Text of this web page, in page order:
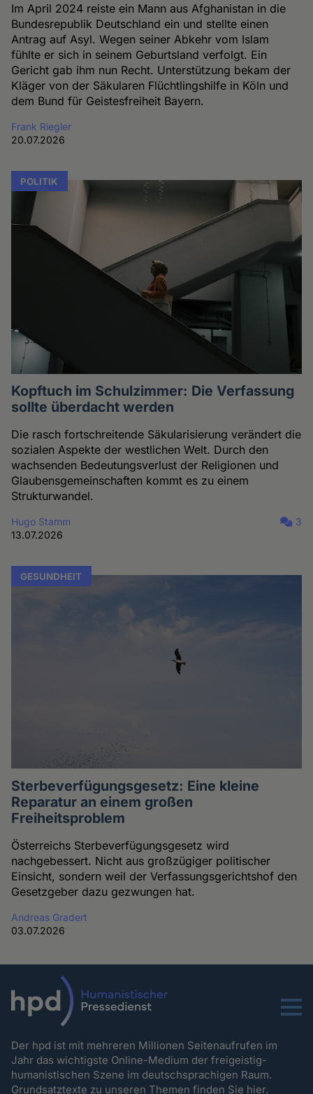
Im April 2024 reiste ein Mann aus Afghanistan in die
Bundesrepublik Deutschland ein und stellte einen
Antrag auf Asyl. Wegen seiner Abkehr vom Islam
fühlte er sich in seinem Geburtsland verfolgt. Ein
Gericht gab ihm nun Recht. Unterstützung bekam der
Kläger von der Säkularen Flüchtlingshilfe in Köln und
dem Bund für Geistesfreiheit Bayern.
Frank Riegler
20.07.2026
POLITIK
Kopftuch im Schulzimmer: Die Verfassung
sollte überdacht werden
Die rasch fortschreitende Säkularisierung verändert die
sozialen Aspekte der westlichen Welt. Durch den
wachsenden Bedeutungsverlust der Religionen und
Glaubensgemeinschaften kommt es zu einem
Strukturwandel.
Hugo Stamm
13.07.2026
3
GESUNDHEIT
Sterbeverfügungsgesetz: Eine kleine
Reparatur an einem großen
Freiheitsproblem
Österreichs Sterbeverfügungsgesetz wird
nachgebessert. Nicht aus großzügiger politischer
Einsicht, sondern weil der Verfassungsgerichtshof den
Gesetzgeber dazu gezwungen hat.
Andreas Gradert
03.07.2026
Menu
Der hpd ist mit mehreren Millionen Seitenaufrufen im
Jahr das wichtigste Online-Medium der freigeistig-
humanistischen Szene im deutschsprachigen Raum.
Grundsatztexte zu unseren Themenfinden Sie hier.